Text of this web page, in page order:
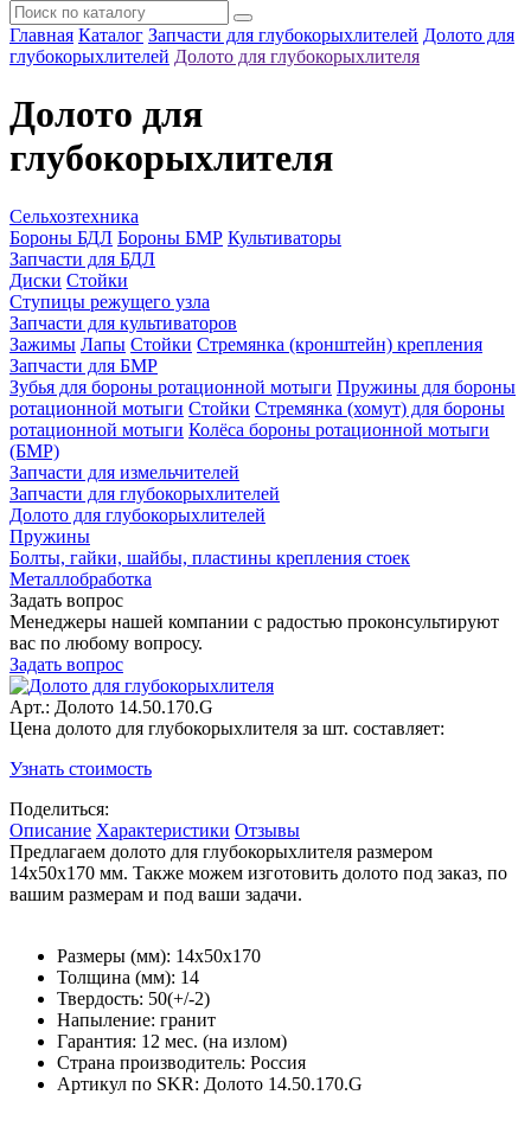
Главная Каталог Запчасти для глубокорыхлителей Долото для
глубокорыхлителей Долото для глубокорыхлителя
Долото для
глубокорыхлителя
Сельхозтехника
Бороны БДЛ Бороны БМР Культиваторы
Запчасти для БДЛ
Диски Стойки
Ступицы режущего узла
Запчасти для культиваторов
Зажимы Лапы Стойки Стремянка (кронштейн) крепления
Запчасти для БМР
Зубья для бороны ротационной мотыги Пружины для бороны
ротационной мотыги Стойки Стремянка (хомут) для бороны
ротационной мотыги Колёса бороны ротационной мотыги
(БМР)
Запчасти для измельчителей
Запчасти для глубокорыхлителей
Долото для глубокорыхлителей
Пружины
Болты, гайки, шайбы, пластины крепления стоек
Металлобработка
Задать вопрос
Менеджеры нашей компании с радостью проконсультируют
вас по любому вопросу.
Задать вопрос
Арт.: Долото 14.50.170.G
Цена долото для глубокорыхлителя за шт. составляет:
Узнать стоимость
Поделиться:
Описание Характеристики Отзывы
Предлагаем долото для глубокорыхлителя размером
14х50х170 мм. Также можем изготовить долото под заказ, по
вашим размерам и под ваши задачи.
Размеры (мм): 14х50х170
Толщина (мм): 14
Твердость: 50(+/-2)
Напыление: гранит
Гарантия: 12 мес. (на излом)
Страна производитель: Россия
Артикул по SKR: Долото 14.50.170.G